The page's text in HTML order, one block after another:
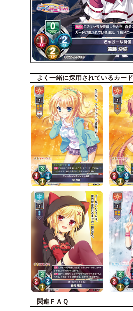
よく一緒に採用されているカード
関連ＦＡＱ